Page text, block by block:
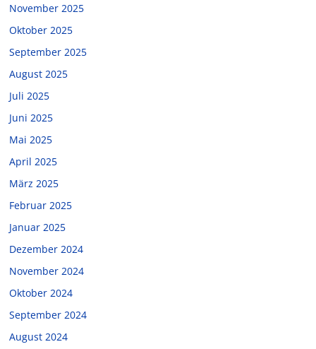
November 2025
Oktober 2025
September 2025
August 2025
Juli 2025
Juni 2025
Mai 2025
April 2025
März 2025
Februar 2025
Januar 2025
Dezember 2024
November 2024
Oktober 2024
September 2024
August 2024